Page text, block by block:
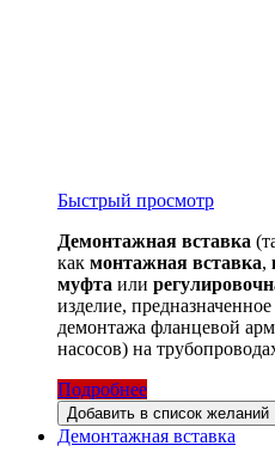
Быстрый просмотр
Демонтажная вставка
как монтажная вставка,
муфта или
изделие,
демонтажа фланцевой
насосов) на
Подробнее
Добавить в список желаний
Демонтажная вставка